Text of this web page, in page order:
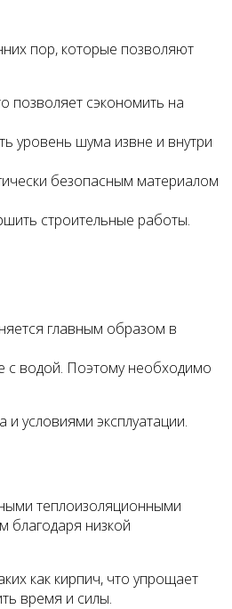
пор, которые позволяют
позволяет сэкономить на
уровень шума извне и внутри
безопасным материалом
строительные работы.
главным образом в
с водой. Поэтому необходимо
условиями эксплуатации.
теплоизоляционными
благодаря низкой
как кирпич, что упрощает
время и силы.